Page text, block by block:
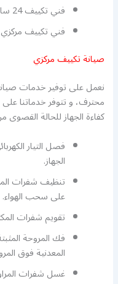
فني تكييف 24 ساعة.
فني تكييف
صيانة تكييف مركزي
نعمل على توفير خدمات
كفاءة الجهاز للحالة
فصل التيار
الجهاز.
تنظيف شفرات
على سحب الهواء.
تقويم شفرات
فك المروحة
المعدنية فوق
غسل شفرات